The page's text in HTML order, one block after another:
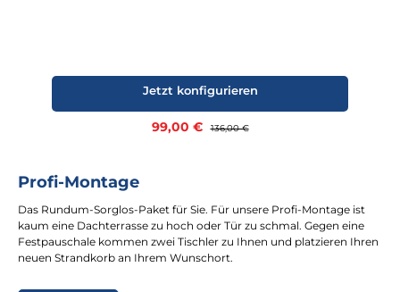
Verkaufspreis:
99,00 € Regulärer Preis:
136,00 €
Jetzt konfigurieren
Profi-Montage
Das Rundum-Sorglos-Paket für Sie. Für unsere Profi-Montage ist
kaum eine Dachterrasse zu hoch oder Tür zu schmal. Gegen eine
Festpauschale kommen zwei Tischler zu Ihnen und platzieren Ihren
neuen Strandkorb an Ihrem Wunschort.